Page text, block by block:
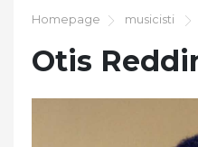
Homepage musicisti
Otis